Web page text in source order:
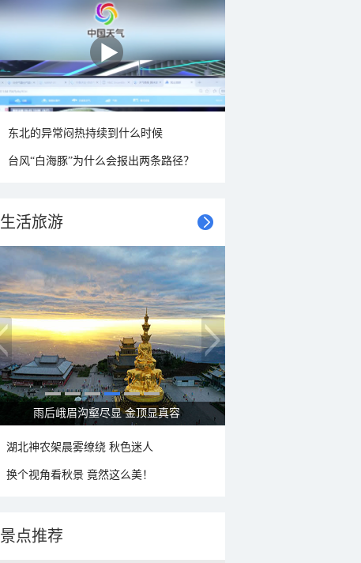
东北的异常闷热持续到什么时候
台风“白海豚”为什么会报出两条路径？
生活旅游
雨后峨眉沟壑尽显 金顶显真容
湖北神农架晨雾缭绕 秋色迷人
换个视角看秋景 竟然这么美！
景点推荐